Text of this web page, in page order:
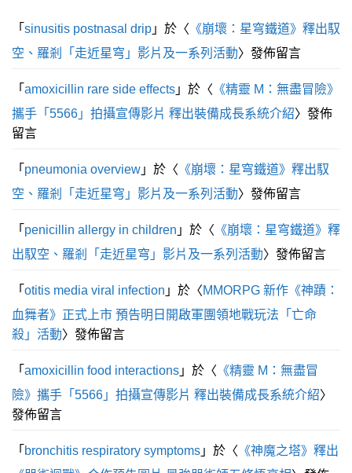
「 sinusitis postnasal drip 」於〈 《崩壞：星穹鐵道》釋出馭
空、羅剎「走近星穹」影片及一系列活動〉發佈留言
「 amoxicillin rare side effects 」於〈 《精靈 M：無盡冒險》
攜手「5566」拍攝宣傳影片 釋出裝備成長系統介紹〉發佈
留言
「 pneumonia overview 」於〈 《崩壞：星穹鐵道》釋出馭
空、羅剎「走近星穹」影片及一系列活動〉發佈留言
「 penicillin allergy in children 」於〈 《崩壞：星穹鐵道》釋
出馭空、羅剎「走近星穹」影片及一系列活動〉發佈留言
「 otitis media viral infection 」於〈MMORPG 新作《神蹟：
血舞者》正式上市 預告明日開啟軍團領地戰玩法「亡命
殺」活動〉發佈留言
「 amoxicillin food interactions 」於〈 《精靈 M：無盡冒
險》攜手「5566」拍攝宣傳影片 釋出裝備成長系統介紹〉
發佈留言
「 bronchitis respiratory symptoms 」於〈 《神魔之塔》釋出